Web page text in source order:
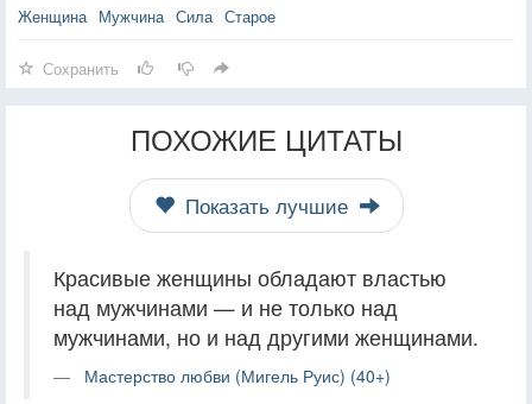
Женщина Мужчина Сила Старое
Сохранить
ПОХОЖИЕ ЦИТАТЫ
Показать лучшие
Красивые женщины обладают властью
над мужчинами — и не только над
мужчинами, но и над другими женщинами.
Мастерство любви (Мигель Руис) (40+)